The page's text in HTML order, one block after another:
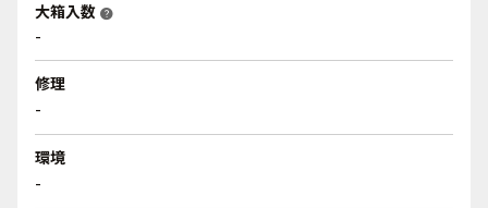
大箱入数 help
-
修理
-
環境
-